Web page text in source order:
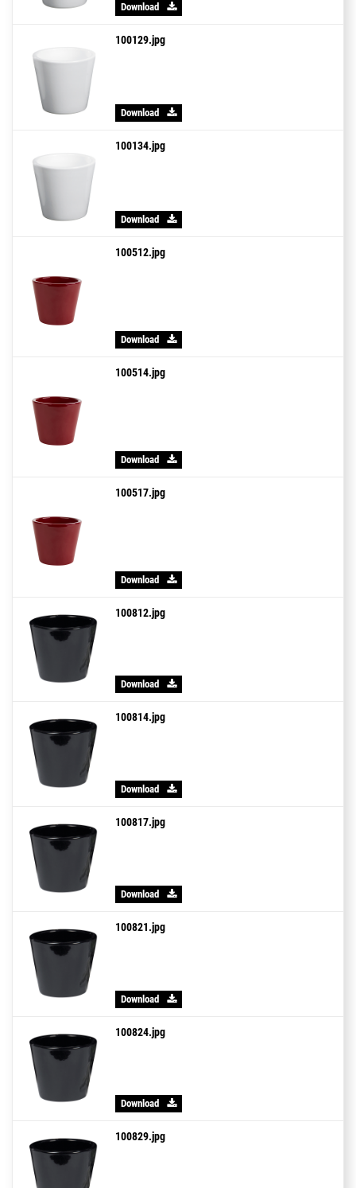
Download
100129.jpg
Download
100134.jpg
Download
100512.jpg
Download
100514.jpg
Download
100517.jpg
Download
100812.jpg
Download
100814.jpg
Download
100817.jpg
Download
100821.jpg
Download
100824.jpg
Download
100829.jpg